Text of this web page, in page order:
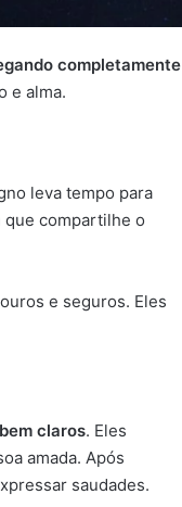
completamente
e alma.
leva tempo para
compartilhe o
e seguros. Eles
claros. Eles
amada. Após
saudades.